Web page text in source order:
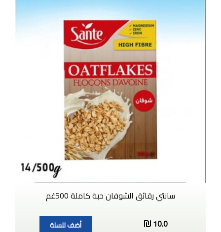
سانتي رقائق الشوفان حبة كاملة 500غم
10.0
أضف للسلة